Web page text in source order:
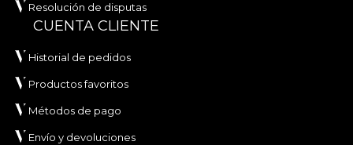
Resolución de disputas
CUENTA CLIENTE
Historial de pedidos
Productos favoritos
Métodos de pago
Envío y devoluciones